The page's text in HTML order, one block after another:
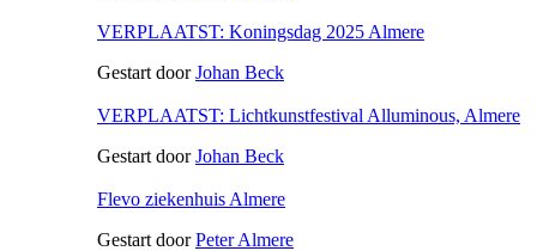
VERPLAATST: Koningsdag 2025 Almere
Gestart doorJohan Beck
VERPLAATST: Lichtkunstfestival Alluminous, Almere
Gestart doorJohan Beck
Flevo ziekenhuis Almere
Gestart doorPeter Almere